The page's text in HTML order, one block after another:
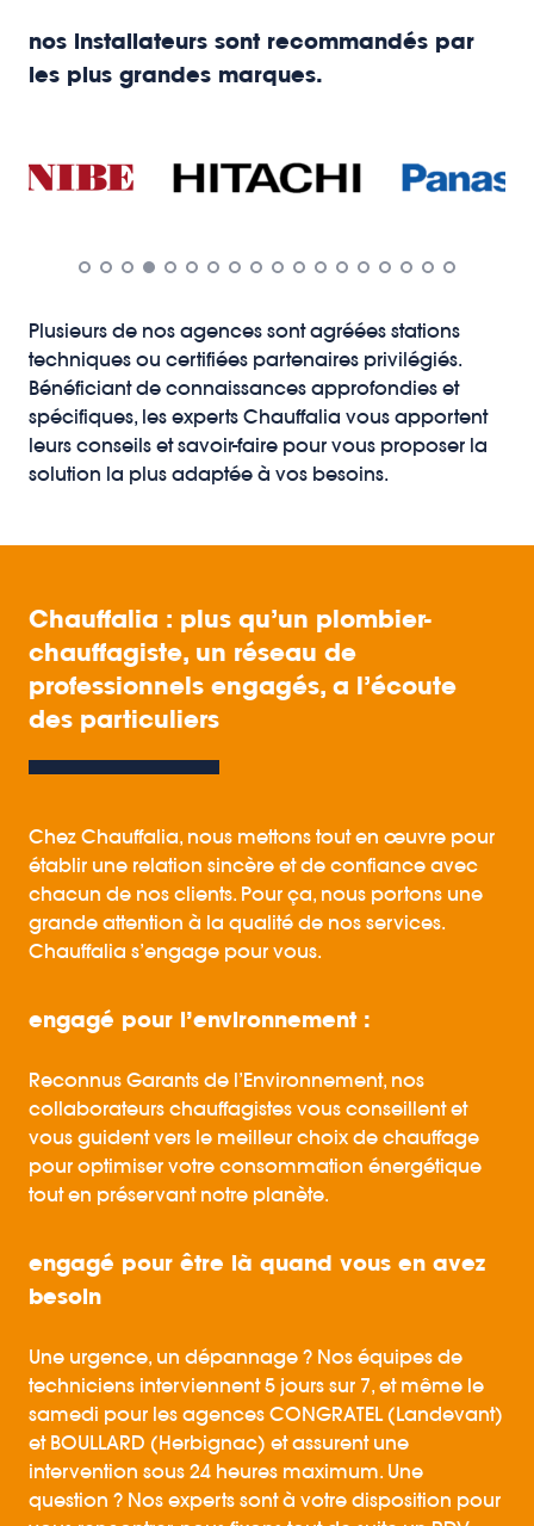
nos installateurs sont recommandés par
les plus grandes marques.
Plusieurs de nos agences sont agréées stations
techniques ou certifiées partenaires privilégiés.
Bénéficiant de connaissances approfondies et
spécifiques, les experts Chauffalia vous apportent
leurs conseils et savoir-faire pour vous proposer la
solution la plus adaptée à vos besoins.
Chauffalia : plus qu’un plombier-
chauffagiste, un réseau de
professionnels engagés, a l’écoute
des particuliers
Chez Chauffalia, nous mettons tout en œuvre pour
établir une relation sincère et de confiance avec
chacun de nos clients. Pour ça, nous portons une
grande attention à la qualité de nos services.
Chauffalia s’engage pour vous.
engagé pour l’environnement :
Reconnus Garants de l’Environnement, nos
collaborateurs chauffagistes vous conseillent et
vous guident vers le meilleur choix de chauffage
pour optimiser votre consommation énergétique
tout en préservant notre planète.
engagé pour être là quand vous en avez
besoin
Une urgence, un dépannage ? Nos équipes de
techniciens interviennent 5 jours sur 7, et même le
samedi pour les agences CONGRATEL (Landevant)
et BOULLARD (Herbignac) et assurent une
intervention sous 24 heures maximum. Une
question ? Nos experts sont à votre disposition pour